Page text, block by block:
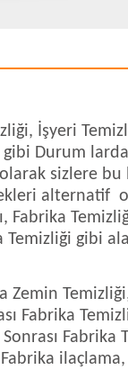
İşyeri
gibi Durum
sizlere
alternatif
Fabrika
Temizliği gibi
Zemin
Fabrika